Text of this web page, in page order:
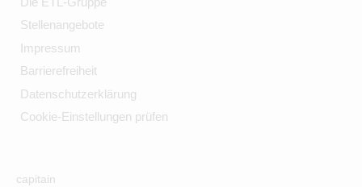
Stellenangebote
Impressum
Barrierefreiheit
Datenschutzerklärung
Cookie-Einstellungen prüfen
capitain